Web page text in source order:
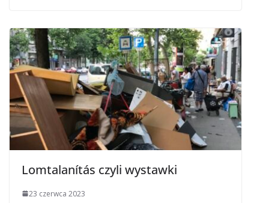
Lomtalanítás czyli wystawki
23 czerwca 2023